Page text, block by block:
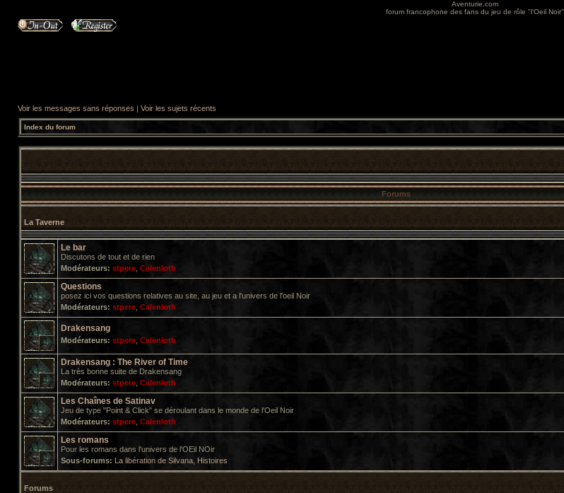
Aventurie.com
forum francophone des fans du jeu de rôle "l'Oeil Noir"
Voir les messages sans réponses | Voir les sujets récents
Index du forum
Forums
La Taverne
Le bar
Discutons de tout et de rien
Modérateurs: stpere Calenloth
Questions
posez ici vos questions relatives au site, au jeu et a l'univers de l'oeil Noir
Modérateurs: stpere Calenloth
Drakensang
Modérateurs: stpere Calenloth
Drakensang : The River of Time
La très bonne suite de Drakensang
Modérateurs: stpere Calenloth
Les Chaînes de Satinav
Jeu de type "Point & Click" se déroulant dans le monde de l'Oeil Noir
Modérateurs: stpere Calenloth
Les romans
Pour les romans dans l'univers de l'OEil NOir
Sous-forums: La libération de Silvana Histoires
Forums